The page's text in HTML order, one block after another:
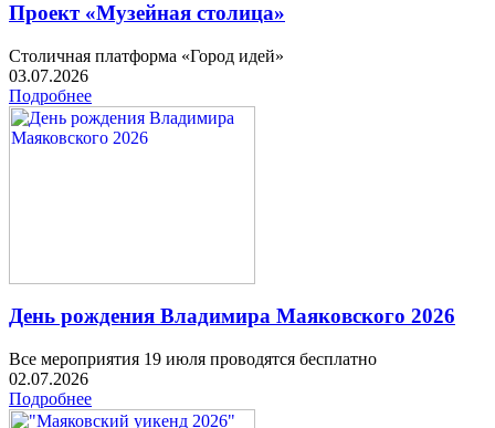
Проект «Музейная столица»
Столичная платформа «Город идей»
03.07.2026
Подробнее
День рождения Владимира Маяковского 2026
Все мероприятия 19 июля проводятся бесплатно
02.07.2026
Подробнее